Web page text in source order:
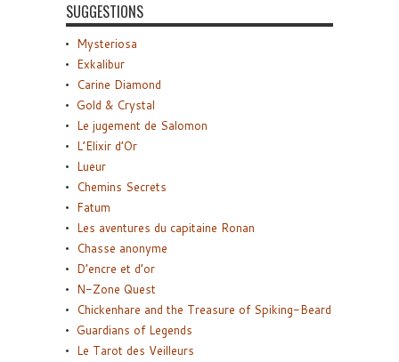
SUGGESTIONS
Mysteriosa
Exkalibur
Carine Diamond
Gold & Crystal
Le jugement de Salomon
L’Elixir d’Or
Lueur
Chemins Secrets
Fatum
Les aventures du capitaine Ronan
Chasse anonyme
D’encre et d’or
N-Zone Quest
Chickenhare and the Treasure of Spiking-Beard
Guardians of Legends
Le Tarot des Veilleurs